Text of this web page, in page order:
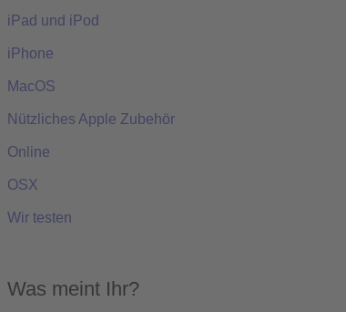
iPad und iPod
iPhone
MacOS
Nützliches Apple Zubehör
Online
OSX
Wir testen
Was meint Ihr?